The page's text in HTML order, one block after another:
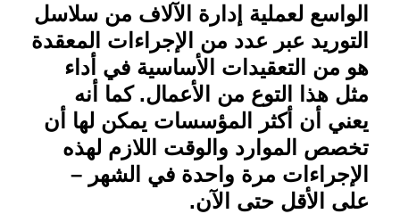
الواسع لعملية إدارة الآلاف من سلاسل
التوريد عبر عدد من الإجراءات المعقدة
هو من التعقيدات الأساسية في أداء
مثل هذا التوع من الأعمال. كما أنه
يعني أن أكثر المؤسسات يمكن لها أن
تخصص الموارد والوقت اللازم لهذه
الإجراءات مرة واحدة في الشهر –
على الأقل حتى الآن.